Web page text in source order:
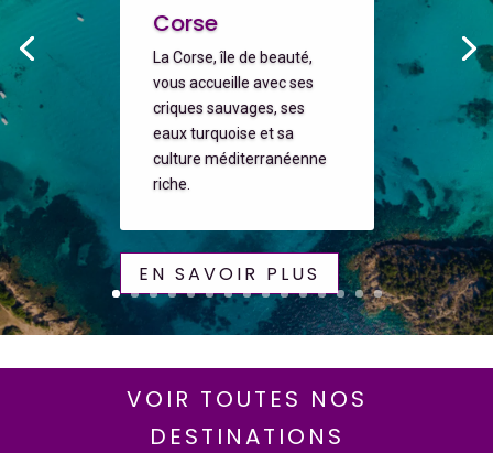
Corse
La Corse, île de beauté,
vous accueille avec ses
criques sauvages, ses
eaux turquoise et sa
culture méditerranéenne
riche.
EN SAVOIR PLUS
VOIR TOUTES NOS
DESTINATIONS